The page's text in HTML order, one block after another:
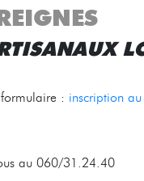
: inscription
au 060/31.24.40